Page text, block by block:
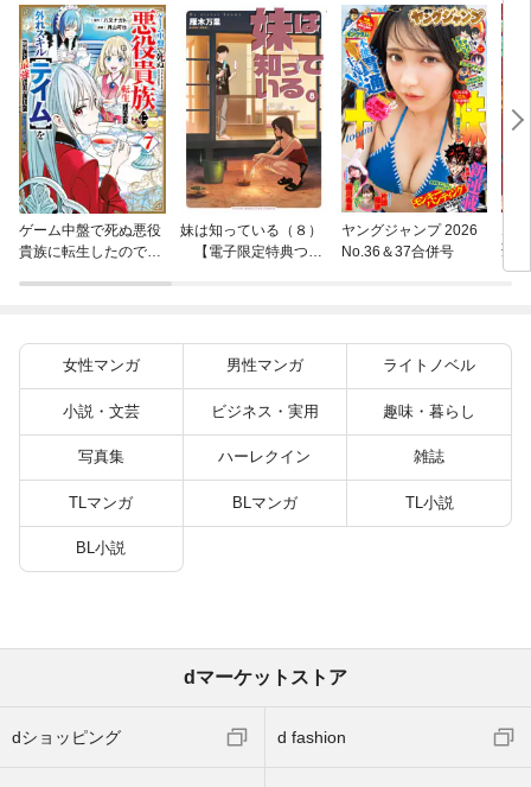
ゲーム中盤で死ぬ悪役
貴族に転生したので、
妹は知っている（８）
【電子限定特典つ
ヤングジャンプ 2026
No.36＆37合併号
聖
り
女性マンガ 男性マンガ ライトノベル
小説・文芸 ビジネス・実用 趣味・暮らし
写真集 ハーレクイン 雑誌
TLマンガ BLマンガ TL小説
BL小説
dマーケットストア
dショッピング d fashion